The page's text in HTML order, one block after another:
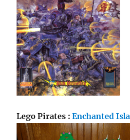
Lego Pirates :Enchanted